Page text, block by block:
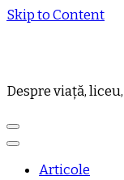
Skip to Content
Despre viață,
Articole